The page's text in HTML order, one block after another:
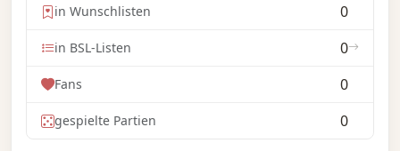
in Wunschlisten 0
in BSL-Listen 0
Fans 0
gespielte Partien 0